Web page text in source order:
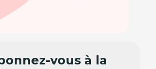
vous à la